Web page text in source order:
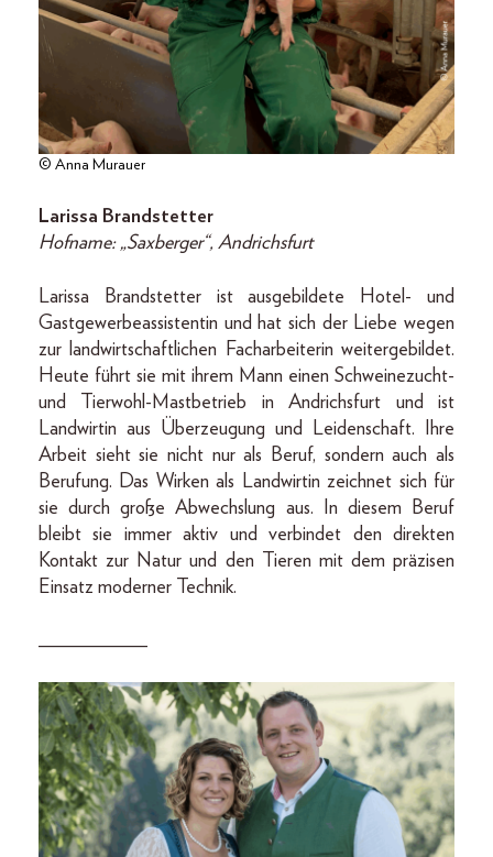
© Anna Murauer
Larissa Brandstetter
Hofname: „Saxberger“, Andrichsfurt
Larissa Brandstetter ist ausgebildete Hotel- und
Gastgewerbeassistentin und hat sich der Liebe wegen
zur landwirtschaftlichen Facharbeiterin weitergebildet.
Heute führt sie mit ihrem Mann einen Schweinezucht-
und Tierwohl-Mastbetrieb in Andrichsfurt und ist
Landwirtin aus Überzeugung und Leidenschaft. Ihre
Arbeit sieht sie nicht nur als Beruf, sondern auch als
Berufung. Das Wirken als Landwirtin zeichnet sich für
sie durch große Abwechslung aus. In diesem Beruf
bleibt sie immer aktiv und verbindet den direkten
Kontakt zur Natur und den Tieren mit dem präzisen
Einsatz moderner Technik.
___________